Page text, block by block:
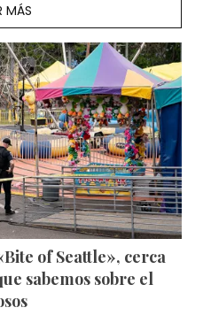
MÁS
of Seattle», cerca
sabemos sobre el